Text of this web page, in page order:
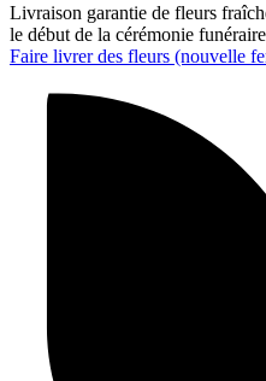
Livraison garantie de fleurs
le début de la cérémonie funéraire
Faire livrer des fleurs (nouvelle